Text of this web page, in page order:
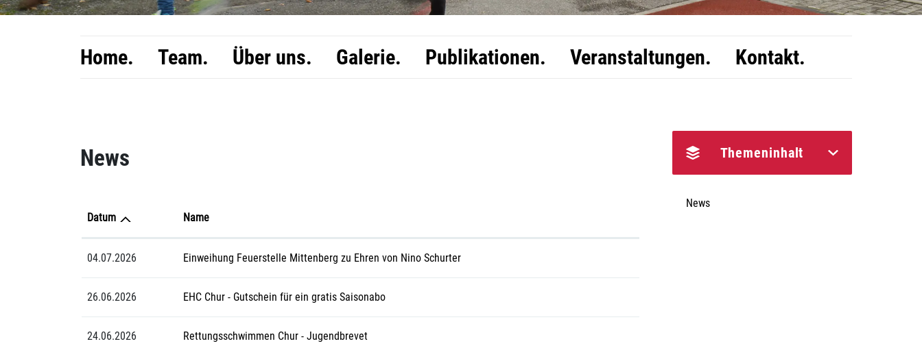
Home. Team. Über uns. Galerie. Publikationen. Veranstaltungen. Kontakt.
Inhalt
News
Datum Name
04.07.2026 Einweihung Feuerstelle Mittenberg zu Ehren von Nino Schurter
26.06.2026 EHC Chur - Gutschein für ein gratis Saisonabo
24.06.2026 Rettungsschwimmen Chur - Jugendbrevet
Themeninhalt
News